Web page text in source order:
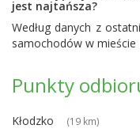
jest najtańsza?
Według danych z
samochodów w mieście
Punkty
Kłodzko (19 km)